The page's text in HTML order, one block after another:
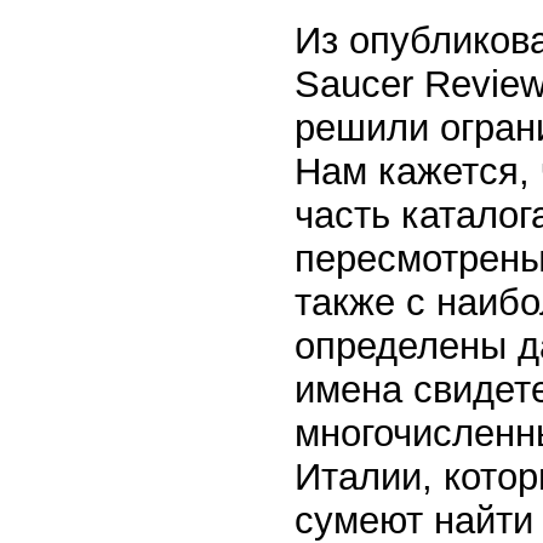
Из
Saucer
решили
Нам кажется,
часть
также с
определены
имена
Италии,
сумеют